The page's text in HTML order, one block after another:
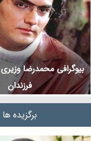
بیوگرافی محمدرضا
فرزندان
برگزیده ها